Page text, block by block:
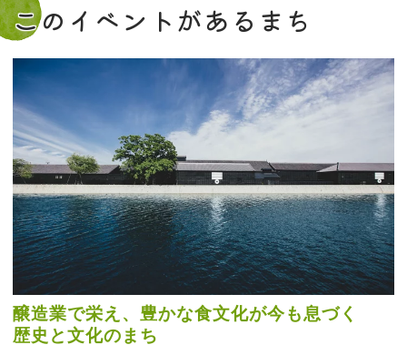
このイベントがあるまち
醸造業で栄え、豊かな食文化が今も息づく
歴史と文化のまち